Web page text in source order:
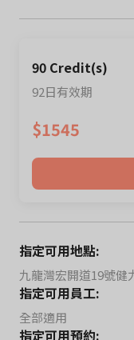
90 Credit(s)
92日有效期
$1545
指定可用地點:
九龍灣宏開道19號健
指定可用員工:
全部適用
指定可用預約: